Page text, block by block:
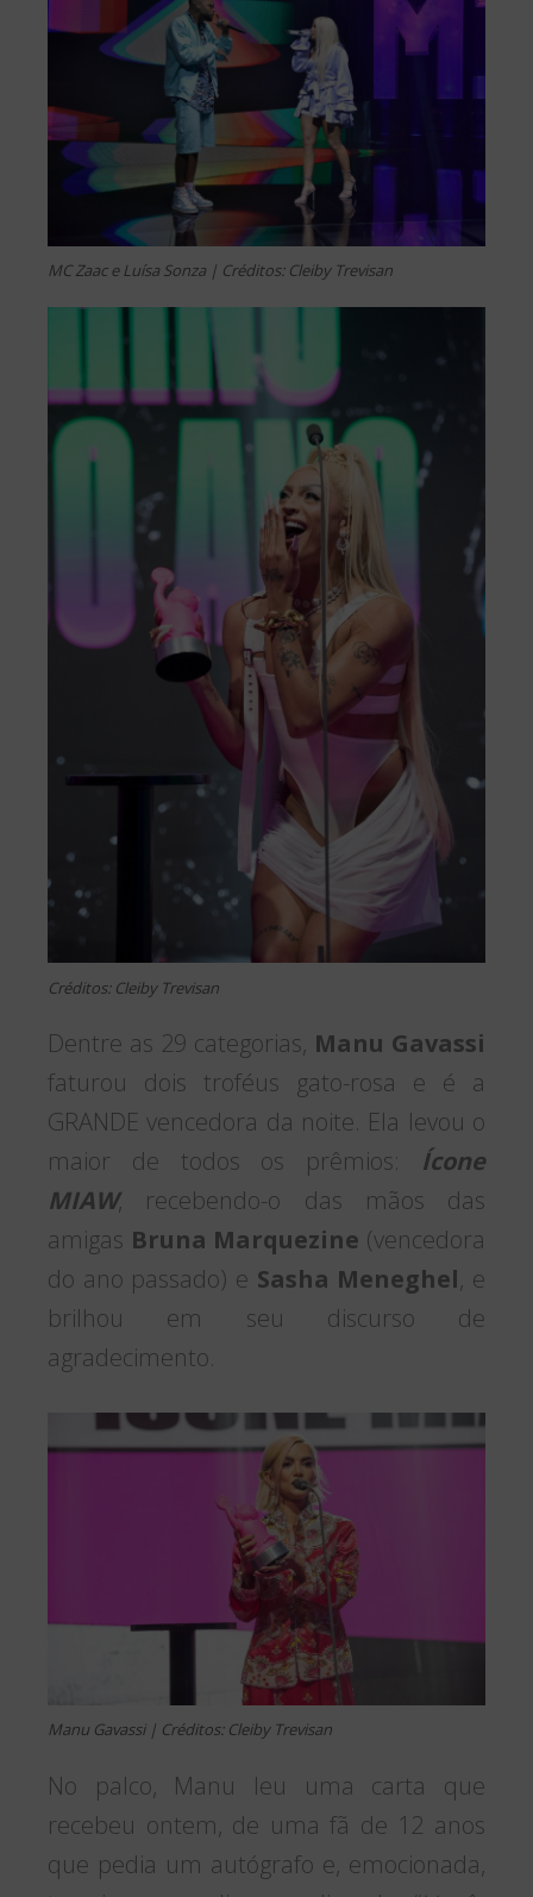
MC Zaac e Luísa Sonza | Créditos: Cleiby Trevisan
Créditos: Cleiby Trevisan
Dentre as 29 categorias, Manu Gavassi
faturou dois troféus gato-rosa e é a
GRANDE vencedora da noite. Ela levou o
maior de todos os prêmios: Ícone
MIAW, recebendo-o das mãos das
amigas Bruna Marquezine (vencedora
do ano passado) e Sasha Meneghel, e
brilhou em seu discurso de
agradecimento.
Manu Gavassi | Créditos: Cleiby Trevisan
No palco, Manu leu uma carta que
recebeu ontem, de uma fã de 12 anos
que pedia um autógrafo e, emocionada,